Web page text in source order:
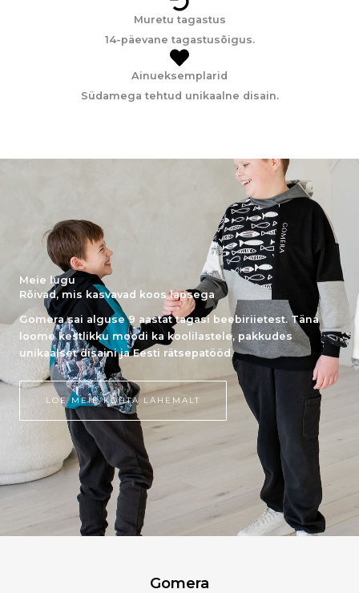
Muretu tagastus
14-päevane tagastusõigus.
Ainueksemplarid
Südamega tehtud unikaalne disain.
Meie lugu
Rõivad, mis kasvavad koos lapsega
Gomera sai alguse 9 aastat tagasi beebiriietest. Täna
loome kestlikku moodi ka koolilastele, pakkudes
unikaalset disaini ja Eesti rätsepatööd.
LOE MEIE KOHTA LÄHEMALT
Gomera